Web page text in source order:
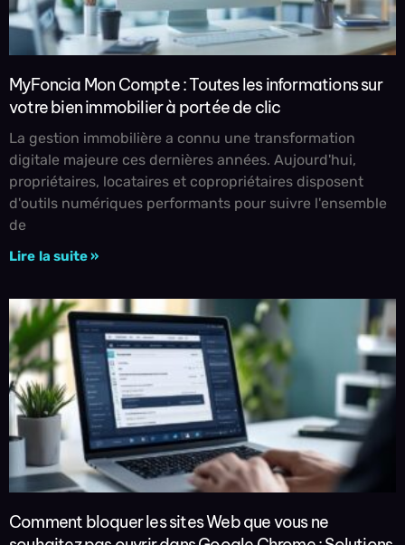
MyFoncia Mon Compte : Toutes les informations sur
votre bien immobilier à portée de clic
La gestion immobilière a connu une transformation
digitale majeure ces dernières années. Aujourd'hui,
propriétaires, locataires et copropriétaires disposent
d'outils numériques performants pour suivre l'ensemble
de
Lire la suite »
Comment bloquer les sites Web que vous ne